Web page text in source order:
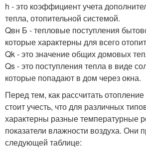
h - это коэффициент учета
тепла, отопительной системой.
Qвн Б - тепловые поступления
которые характерны для всего
Qk - это значение общих домовых
Qs - это поступления тепла в виде
которые попадают в дом через окна.
Перед тем, как рассчитать
стоит учесть, что для различных
характерны разные температурные
показатели влажности воздуха. Они
следующей таблице: